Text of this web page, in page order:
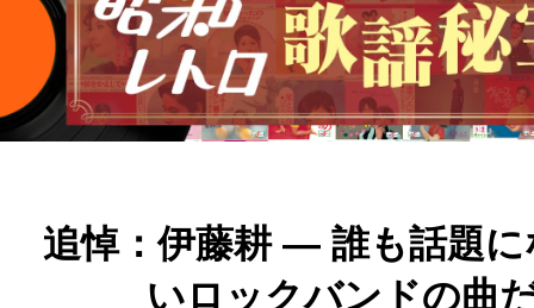
追悼：伊藤耕 — 誰も話題
いロックバンドの曲